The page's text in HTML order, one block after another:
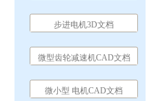
步进电机3D文档
微型齿轮减速机CAD文档
微小型 电机CAD文档